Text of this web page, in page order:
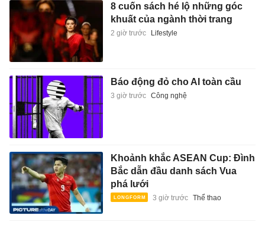
8 cuốn sách hé lộ những góc
khuất của ngành thời trang
2 giờ trước Lifestyle
Báo động đỏ cho AI toàn cầu
3 giờ trước Công nghệ
Khoảnh khắc ASEAN Cup: Đình
Bắc dẫn đầu danh sách Vua
phá lưới
3 giờ trước Thể thao